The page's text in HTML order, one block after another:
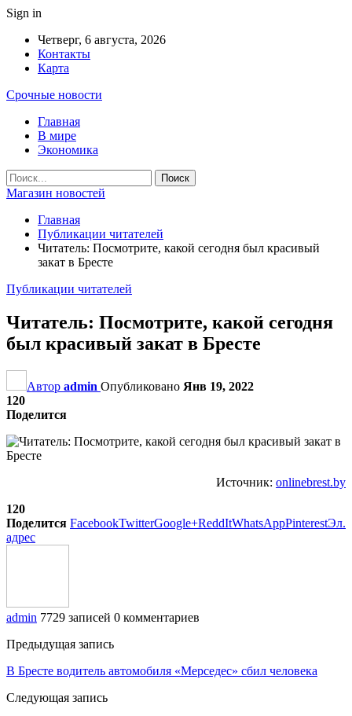
Sign in
Четверг, 6 августа, 2026
Контакты
Карта
Срочные новости
Главная
В мире
Экономика
Магазин новостей
Главная
Публикации читателей
Читатель: Посмотрите, какой сегодня был красивый
закат в Бресте
Публикации читателей
Читатель: Посмотрите, какой сегодня
был красивый закат в Бресте
Автор admin Опубликовано Янв 19, 2022
120
Поделится
Источник: onlinebrest.by
120
Поделится FacebookTwitterGoogle+ReddItWhatsAppPinterestЭл.
адрес
admin 7729 записей 0 комментариев
Предыдущая запись
В Бресте водитель автомобиля «Мерседес» сбил человека
Следующая запись